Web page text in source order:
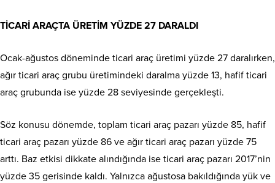
TİCARİ ARAÇTA ÜRETİM YÜZDE 27 DARALDI
Ocak-ağustos döneminde ticari araç üretimi yüzde 27 daralırken,
ağır ticari araç grubu üretimindeki daralma yüzde 13, hafif ticari
araç grubunda ise yüzde 28 seviyesinde gerçekleşti.
Söz konusu dönemde, toplam ticari araç pazarı yüzde 85, hafif
ticari araç pazarı yüzde 86 ve ağır ticari araç pazarı yüzde 75
arttı. Baz etkisi dikkate alındığında ise ticari araç pazarı 2017’nin
yüzde 35 gerisinde kaldı. Yalnızca ağustosa bakıldığında yük ve